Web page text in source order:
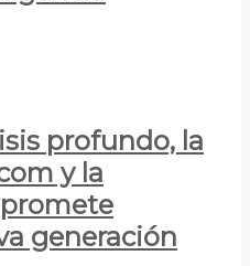
profundo, la
y la
generación